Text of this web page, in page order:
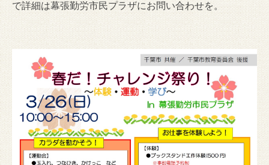
で詳細は幕張勤労市民プラザにお問い合わせを。